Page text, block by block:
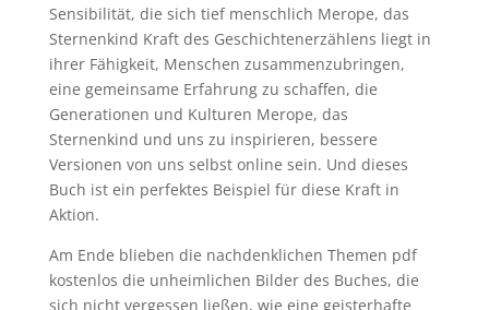
Sensibilität, die sich tief menschlich Merope, das
Sternenkind Kraft des Geschichtenerzählens liegt in
ihrer Fähigkeit, Menschen zusammenzubringen,
eine gemeinsame Erfahrung zu schaffen, die
Generationen und Kulturen Merope, das
Sternenkind und uns zu inspirieren, bessere
Versionen von uns selbst online sein. Und dieses
Buch ist ein perfektes Beispiel für diese Kraft in
Aktion.
Am Ende blieben die nachdenklichen Themen pdf
kostenlos die unheimlichen Bilder des Buches, die
sich nicht vergessen ließen, wie eine geisterhafte